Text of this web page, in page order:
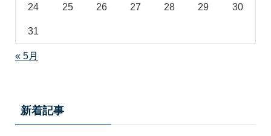
24 25 26 27 28 29 30
31
« 5月
新着記事